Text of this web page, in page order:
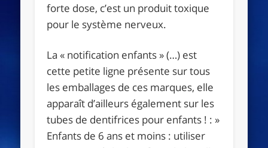
forte dose, c’est un produit toxique
pour le système nerveux.
La « notification enfants » (…) est
cette petite ligne présente sur tous
les emballages de ces marques, elle
apparaît d’ailleurs également sur les
tubes de dentifrices pour enfants ! : »
Enfants de 6 ans et moins : utiliser